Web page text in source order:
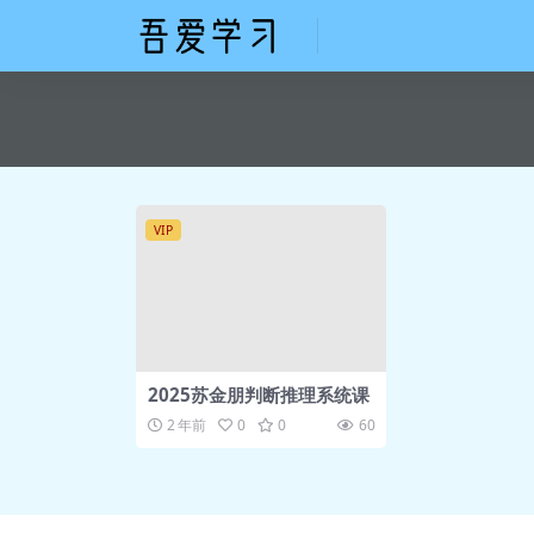
VIP
2025苏金朋判断推理系统课
2 年前 0 0 60